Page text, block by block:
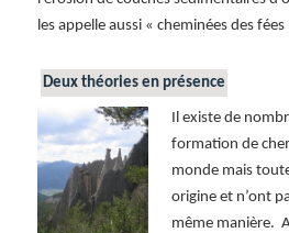
les appelle aussi « cheminées des fées
Deux théories en présence
Il existe de
formation de
monde mais
origine et n’ont
même manière.